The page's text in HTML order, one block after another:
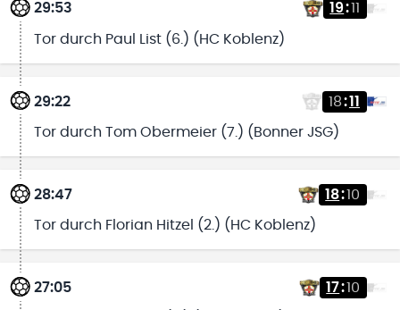
29:53 19:11
Tor durch Paul List (6.) (HC Koblenz)
29:22 18:11
Tor durch Tom Obermeier (7.) (Bonner JSG)
28:47 18:10
Tor durch Florian Hitzel (2.) (HC Koblenz)
27:05 17:10